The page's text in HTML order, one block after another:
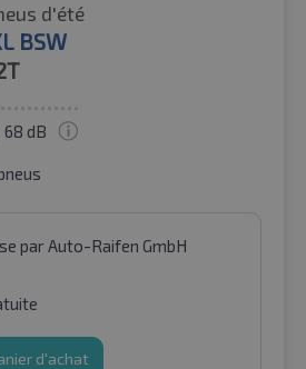
d'été
BSW
68 dB
par Auto-Raifen GmbH
d'achat